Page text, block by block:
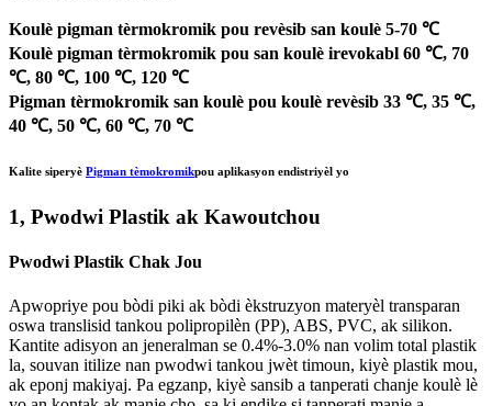
Koulè pigman tèrmokromik pou revèsib san koulè 5-70 ℃
Koulè pigman tèrmokromik pou san koulè irevokabl 60 ℃, 70
℃, 80 ℃, 100 ℃, 120 ℃
Pigman tèrmokromik san koulè pou koulè revèsib 33 ℃, 35 ℃,
40 ℃, 50 ℃, 60 ℃, 70 ℃
Kalite siperyè Pigman tèmokromikpou aplikasyon endistriyèl yo
1, Pwodwi Plastik ak Kawoutchou
Pwodwi Plastik Chak Jou
Apwopriye pou bòdi piki ak bòdi èkstruzyon materyèl transparan
oswa translisid tankou polipropilèn (PP), ABS, PVC, ak silikon.
Kantite adisyon an jeneralman se 0.4%-3.0% nan volim total plastik
la, souvan itilize nan pwodwi tankou jwèt timoun, kiyè plastik mou,
ak eponj makiyaj. Pa egzanp, kiyè sansib a tanperati chanje koulè lè